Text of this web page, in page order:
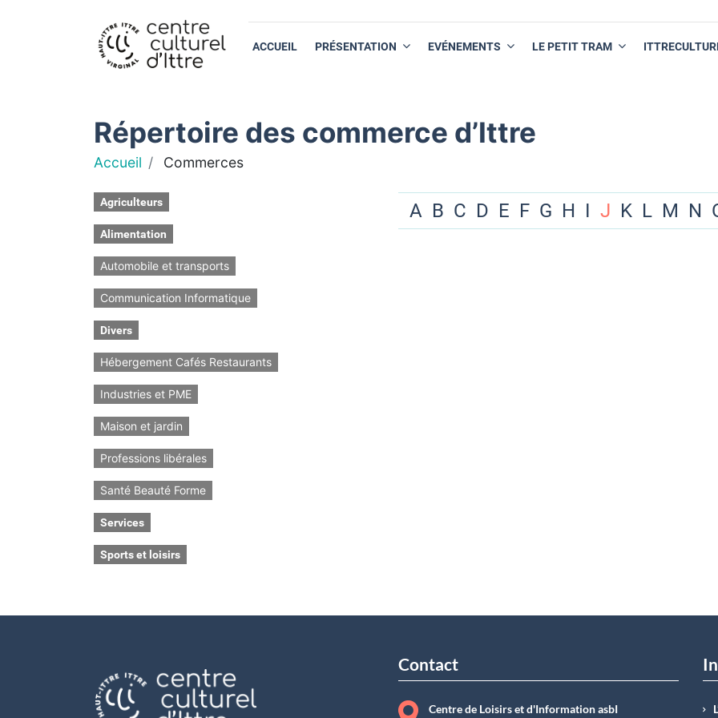
ACCUEIL PRÉSENTATION EVÉNEMENTS LE PETIT TRAM
Répertoire des commerce d’Ittre
Accueil Commerces
Agriculteurs
Alimentation
Automobile et transports
Communication Informatique
Divers
Hébergement Cafés Restaurants
Industries et PME
Maison et jardin
Professions libérales
Santé Beauté Forme
Services
Sports et loisirs
A B C D E F G H I J K L M N
Contact
Centre de Loisirs et d'Information asbI